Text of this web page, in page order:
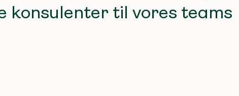
konsulenter til vores teams